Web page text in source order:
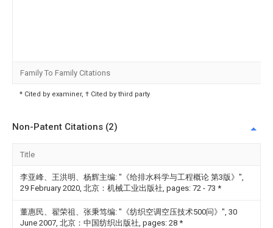
Family To Family Citations
* Cited by examiner, † Cited by third party
Non-Patent Citations (2)
Title
李亚峰、王洪明、杨辉主编: "《给排水科学与工程概论 第3版》",
29 February 2020, 北京：机械工业出版社, pages: 72 - 73 *
董惠民、翟荣祖、张秉笃编: "《纺织空调空压技术500问》", 30
June 2007, 北京：中国纺织出版社, pages: 28 *